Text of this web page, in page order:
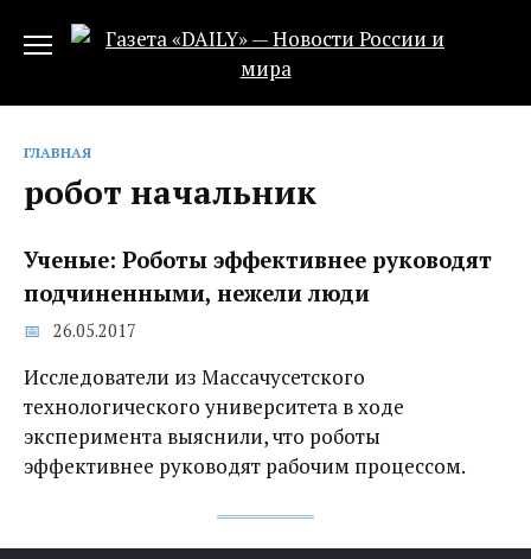
ГЛАВНАЯ
робот начальник
Ученые: Роботы эффективнее руководят
подчиненными, нежели люди
26.05.2017
Исследователи из Массачусетского
технологического университета в ходе
эксперимента выяснили, что роботы
эффективнее руководят рабочим процессом.